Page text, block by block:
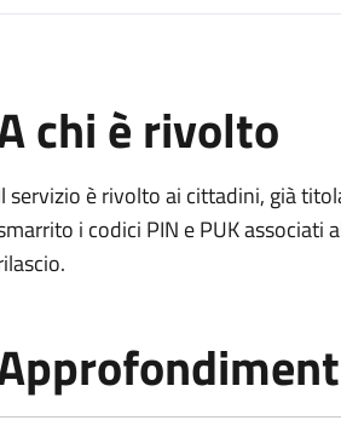
chi è rivolto
servizio è rivolto ai cittadini, già
i codici PIN e PUK